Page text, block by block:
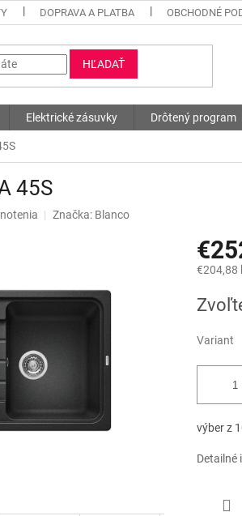
DOPRAVA A PLATBA OBCHODNÉ
HĽADAŤ
Elektrické zásuvky Drôtený program
45S
Značka: Blanco
€204,88
cena:
Variant
výber z
Detailné